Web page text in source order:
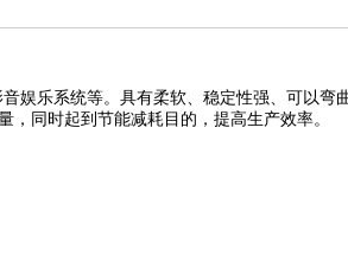
娱乐系统等。具有柔软、稳定性强、可以
同时起到节能减耗目的，提高生产效率。